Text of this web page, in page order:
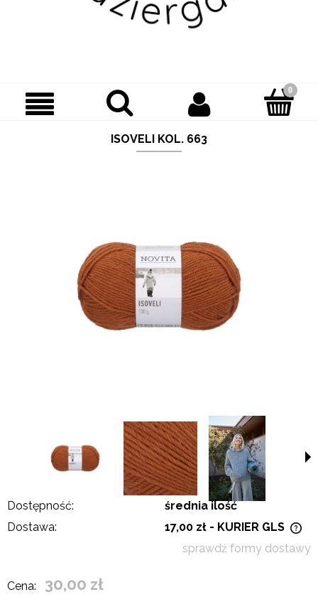
ISOVELI KOL. 663
Dostępność:
średnia ilość
Dostawa:
17,00 zł - KURIER GLS
sprawdź formy dostawy
Cena: 30,00 zł